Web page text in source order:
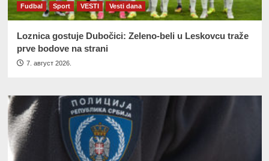
Fudbal Sport VESTI Vesti dana
Loznica gostuje Dubočici: Zeleno-beli u Leskovcu traže
prve bodove na strani
7. август 2026.